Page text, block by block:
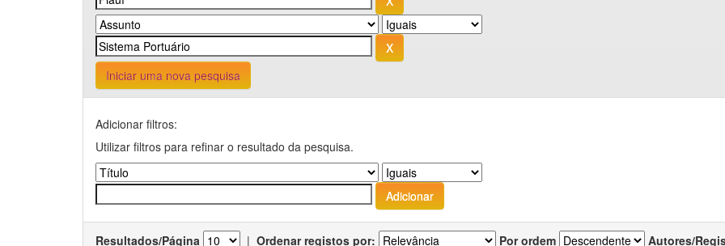
Iniciar uma nova pesquisa
Adicionar filtros:
Utilizar filtros para refinar o resultado da pesquisa.
Resultados/Página | Ordenar registos por: Por ordem Autores/